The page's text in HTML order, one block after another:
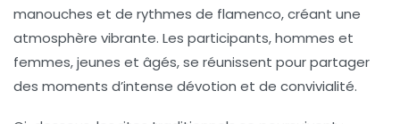
manouches et de rythmes de flamenco, créant une
atmosphère vibrante. Les participants, hommes et
femmes, jeunes et âgés, se réunissent pour partager
des moments d’intense dévotion et de convivialité.